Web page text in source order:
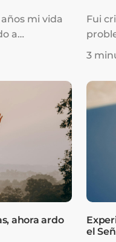
mi vida
a
con
deudas
mi familia
en los que no
noche porque
Fui
y
3
ahora ardo
el